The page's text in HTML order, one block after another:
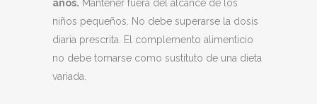
años. Mantener fuera del alcance de los
niños pequeños. No debe superarse la dosis
diaria prescrita. El complemento alimenticio
no debe tomarse como sustituto de una dieta
variada.